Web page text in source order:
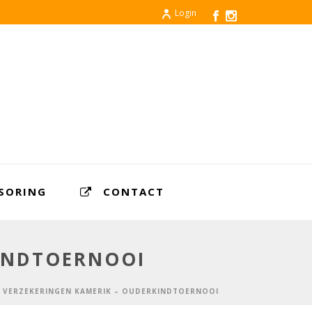
Login
CONTACT
KAMERIK – OUDERKINDTOERNOOI